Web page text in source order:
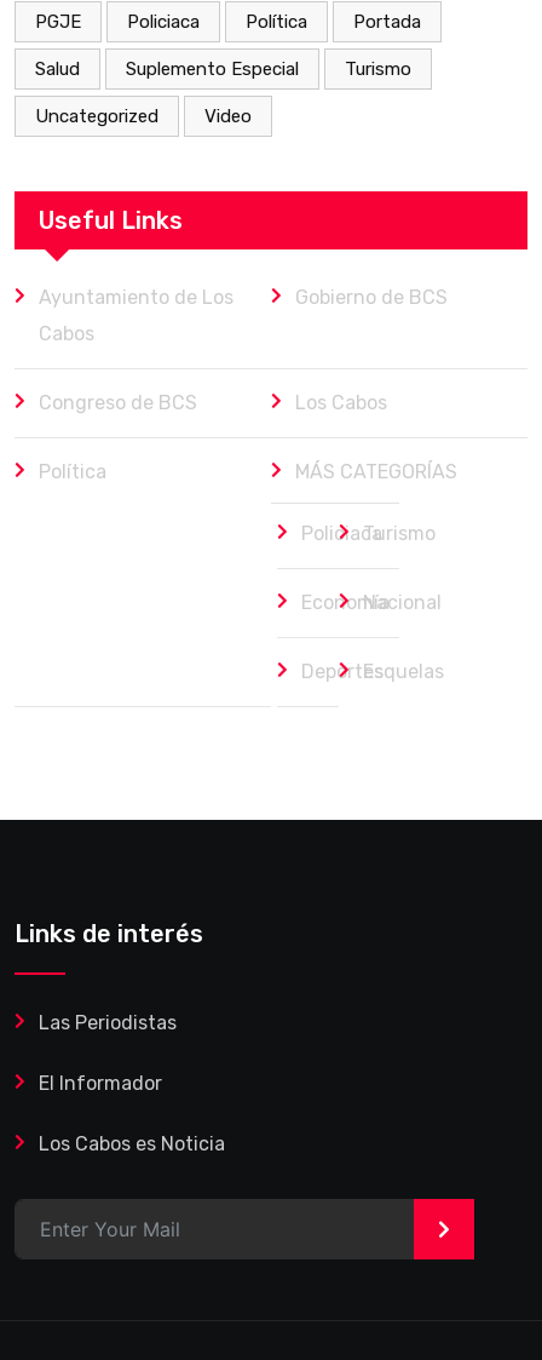
PGJE Policiaca Política Portada
Salud Suplemento Especial Turismo
Uncategorized Video
Useful Links
Ayuntamiento de Los
Cabos
Gobierno de BCS
Congreso de BCS Los Cabos
Política MÁS CATEGORÍAS
PoliciacaTurismo
EconomíaNacional
DeportesEsquelas
Links de interés
Las Periodistas
El Informador
Los Cabos es Noticia
>